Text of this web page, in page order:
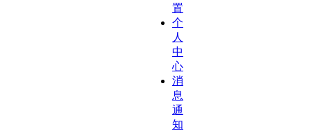
置
个
人
中
心
消
息
通
知